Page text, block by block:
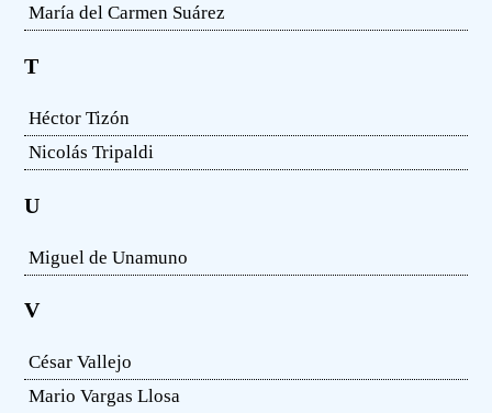
María del Carmen Suárez
T
Héctor Tizón
Nicolás Tripaldi
U
Miguel de Unamuno
V
César Vallejo
Mario Vargas Llosa